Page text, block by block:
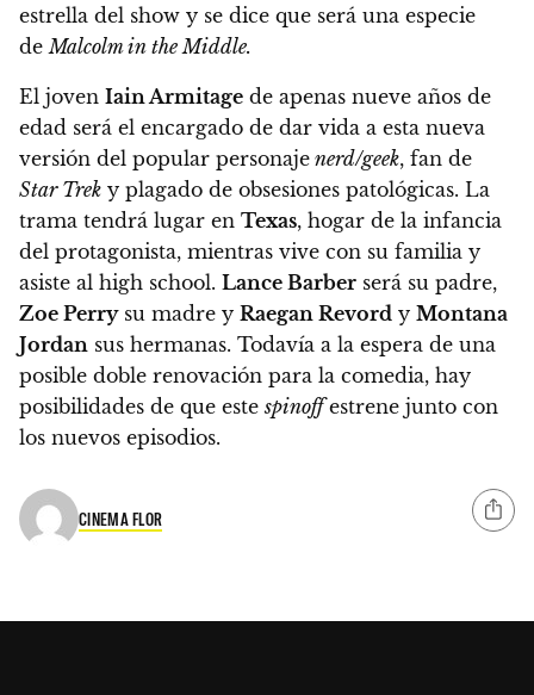
estrella del show y se dice que será una especie
de Malcolm in the Middle.
El joven Iain Armitage de apenas nueve años de
edad será el encargado de dar vida a esta nueva
versión del popular personaje nerd/geek, fan de
Star Trek y plagado de obsesiones patológicas. La
trama tendrá lugar en Texas, hogar de la infancia
del protagonista, mientras vive con su familia y
asiste al high school. Lance Barber será su padre,
Zoe Perrysu madre y Raegan Revord y Montana
Jordan sus hermanas. Todavía a la espera de una
posible doble renovación para la comedia, hay
posibilidades de que estespinoffestrene junto con
los nuevos episodios.
CINEMA FLOR